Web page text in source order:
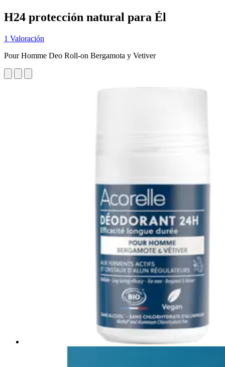
H24 protección natural para Él
1 Valoración
Pour Homme Deo Roll-on Bergamota y Vetiver